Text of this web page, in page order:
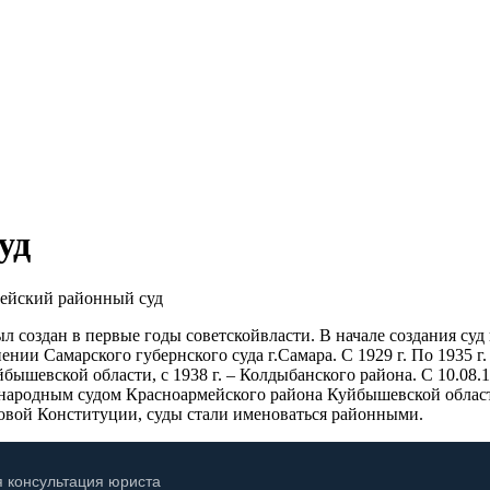
районный суд
в первые годы советскойвласти. В начале создания
Самарского губернского суда г.Самара. С 1929 г. По 1935
области, с 1938 г. – Колдыбанского района. С
судом Красноармейского района Куйбышевской
Конституции, суды стали именоваться районными.